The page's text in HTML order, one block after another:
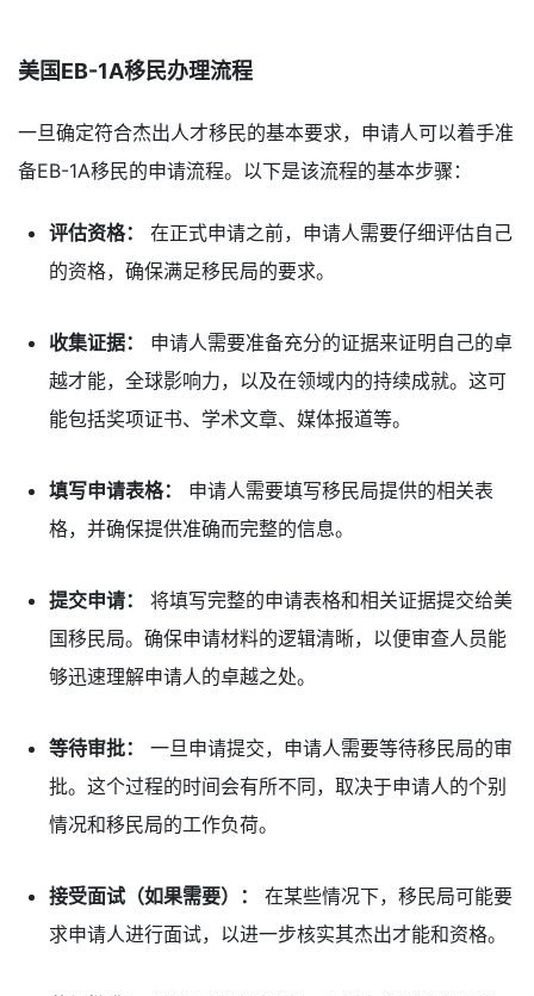
美国EB-1A移民办理流程
一旦确定符合杰出人才移民的基本要求，申请人可以着手准
备EB-1A移民的申请流程。以下是该流程的基本步骤：
评估资格：
在正式申请之前，申请人需要仔细评估自己
的资格，确保满足移民局的要求。
收集证据：
申请人需要准备充分的证据来证明自己的卓
越才能，全球影响力，以及在领域内的持续成就。这可
能包括奖项证书、学术文章、媒体报道等。
填写申请表格：
申请人需要填写移民局提供的相关表
格，并确保提供准确而完整的信息。
提交申请：
将填写完整的申请表格和相关证据提交给美
国移民局。确保申请材料的逻辑清晰，以便审查人员能
够迅速理解申请人的卓越之处。
等待审批：
一旦申请提交，申请人需要等待移民局的审
批。这个过程的时间会有所不同，取决于申请人的个别
情况和移民局的工作负荷。
接受面试（如果需要）：
在某些情况下，移民局可能要
求申请人进行面试，以进一步核实其杰出才能和资格。